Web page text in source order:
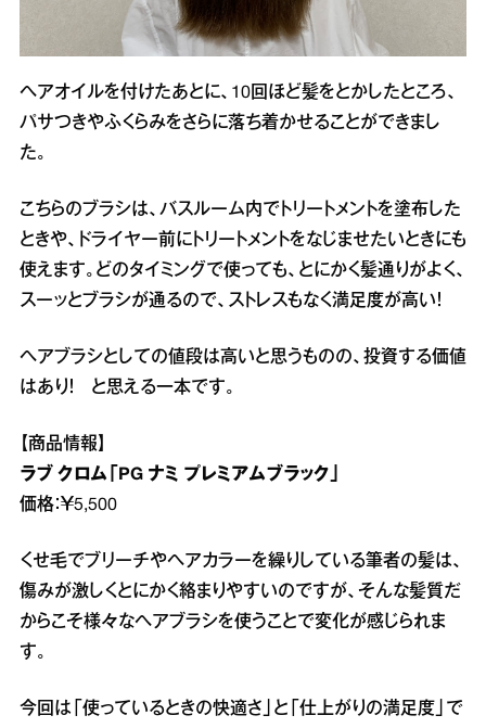
ヘアオイルを付けたあとに、10回ほど髪をとかしたところ、
パサつきやふくらみをさらに落ち着かせることができまし
た。
こちらのブラシは、バスルーム内でトリートメントを塗布した
ときや、ドライヤー前にトリートメントをなじませたいときにも
使えます。どのタイミングで使っても、とにかく髪通りがよく、
スーッとブラシが通るので、ストレスもなく満足度が高い！
ヘアブラシとしての値段は高いと思うものの、投資する価値
はあり！ と思える一本です。
【商品情報】
ラブ クロム「PG ナミ プレミアムブラック」
価格：￥5,500
くせ毛でブリーチやヘアカラーを繰りしている筆者の髪は、
傷みが激しくとにかく絡まりやすいのですが、そんな髪質だ
からこそ様々なヘアブラシを使うことで変化が感じられま
す。
今回は「使っているときの快適さ」と「仕上がりの満足度」で